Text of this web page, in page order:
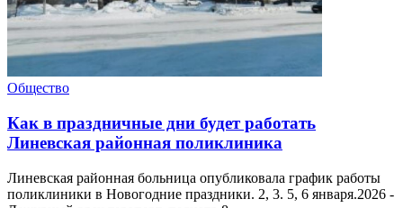
Общество
Как в праздничные дни будет работать
Линевская районная поликлиника
Линевская районная больница опубликовала график работы
поликлиники в Новогодние праздники. 2, 3. 5, 6 января.2026 -